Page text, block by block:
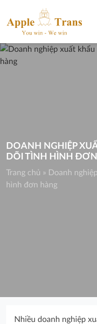
content
DOANH NGHIỆP
DÕI TÌNH HÌNH
Trang chủ » Doanh
hình đơn hàng
Nhiều doanh nghiệp